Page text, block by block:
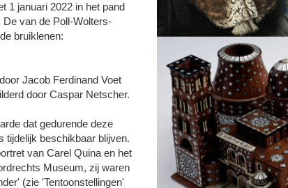
1 januari 2022 in het pand
van de Poll-Wolters-
bruiklenen:
Jacob Ferdinand Voet
door Caspar Netscher.
dat gedurende deze
tijdelijk beschikbaar blijven.
van Carel Quina en het
Museum, zij waren
(zie 'Tentoonstellingen'